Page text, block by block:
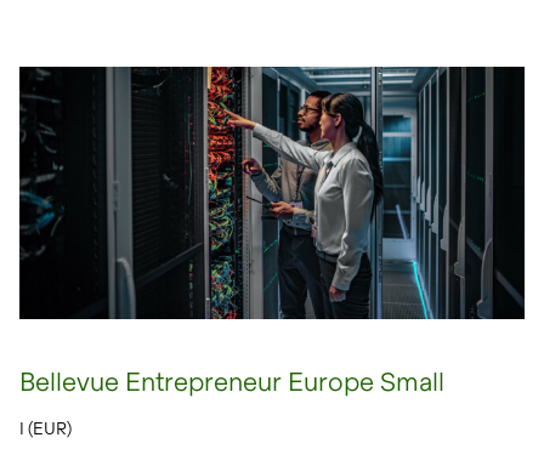
Bellevue Entrepreneur Europe Small
I (EUR)